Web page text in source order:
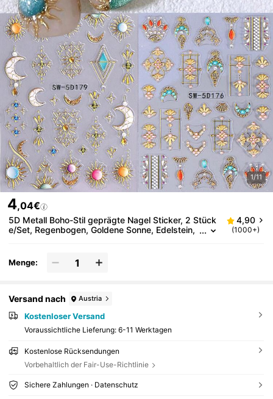
1/11
4,04€
5D Metall Boho-Stil geprägte Nagel Sticker, 2 Stück
e/Set, Regenbogen, Goldene Sonne, Edelstein,
cker, Nagelsalon Dekorationen
4,90
(1000+)
Menge:
Versand nach Austria
Kostenloser Versand
Voraussichtliche Lieferung: 6-11 Werktagen
Kostenlose Rücksendungen
Vorbehaltlich der Fair-Use-Richtlinie
Sichere Zahlungen · Datenschutz